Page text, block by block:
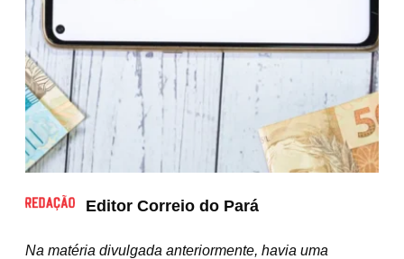
Editor Correio do Pará
Na matéria divulgada anteriormente, havia uma